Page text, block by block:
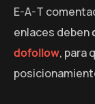
E-A-T
enlaces deben
dofollow, para